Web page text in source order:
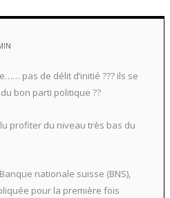
pas de délit d’initié ??? ils se
bon parti politique ??
profiter du niveau très bas du
nationale suisse (BNS),
pour la première fois